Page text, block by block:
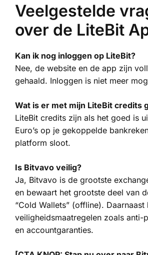
Veelgestelde
over de LiteBit
Kan ik nog inloggen op LiteBit?
Nee, de website en de app zijn
gehaald. Inloggen is niet meer
Wat is er met mijn LiteBit credits
LiteBit credits zijn als het goed is
Euro’s op je gekoppelde
platform sloot.
Is Bitvavo veilig?
Ja, Bitvavo is de grootste
en bewaart het grootste deel van
“Cold Wallets” (offline).
veiligheidsmaatregelen zoals anti-
en accountgaranties.